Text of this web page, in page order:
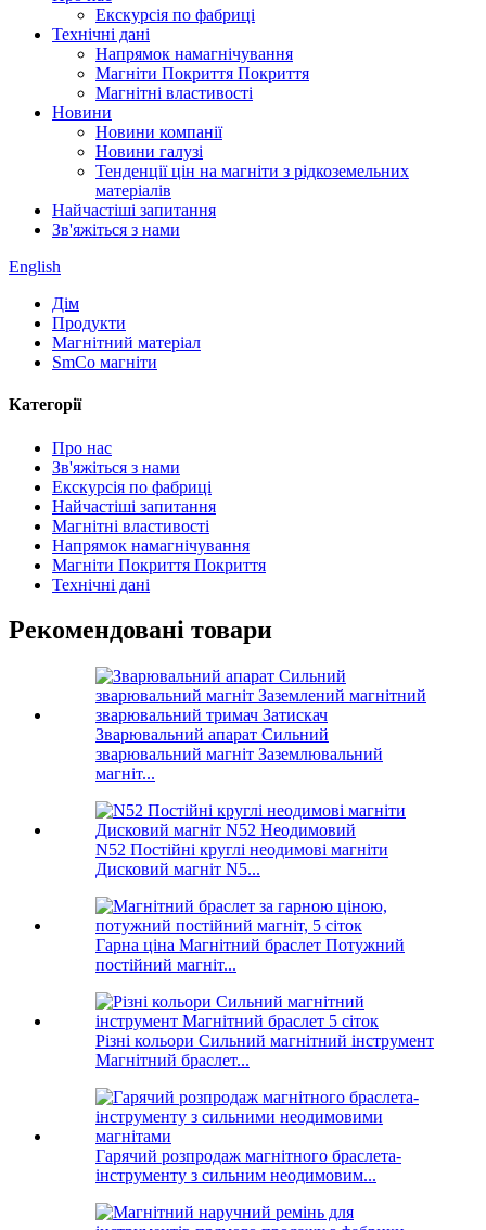
Екскурсія по фабриці
Технічні дані
Напрямок намагнічування
Магніти Покриття Покриття
Магнітні властивості
Новини
Новини компанії
Новини галузі
Тенденції цін на магніти з рідкоземельних
матеріалів
Найчастіші запитання
Зв'яжіться з нами
English
Дім
Продукти
Магнітний матеріал
SmCo магніти
Категорії
Про нас
Зв'яжіться з нами
Екскурсія по фабриці
Найчастіші запитання
Магнітні властивості
Напрямок намагнічування
Магніти Покриття Покриття
Технічні дані
Рекомендовані товари
Зварювальний апарат Сильний
зварювальний магніт Заземлювальний
магніт...
N52 Постійні круглі неодимові магніти
Дисковий магніт N5...
Гарна ціна Магнітний браслет Потужний
постійний магніт...
Різні кольори Сильний магнітний інструмент
Магнітний браслет...
Гарячий розпродаж магнітного браслета-
інструменту з сильним неодимовим...